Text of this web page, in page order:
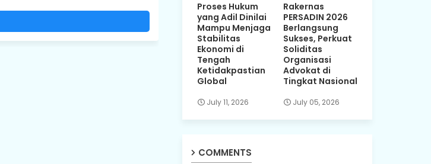
Proses Hukum
yang Adil Dinilai
Mampu Menjaga
Stabilitas
Ekonomi di
Tengah
Ketidakpastian
Global
July 11, 2026
Rakernas
PERSADIN 2026
Berlangsung
Sukses, Perkuat
Soliditas
Organisasi
Advokat di
Tingkat Nasional
July 05, 2026
COMMENTS